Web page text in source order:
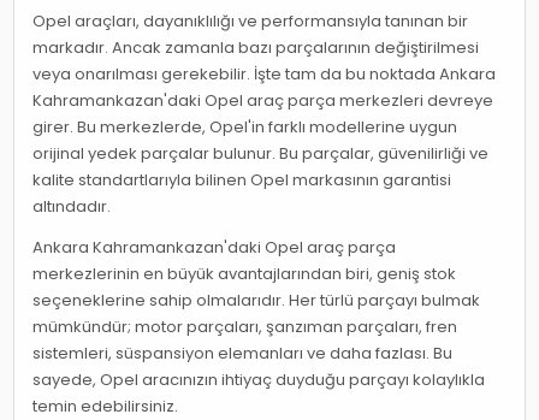
Opel araçları, dayanıklılığı ve performansıyla tanınan bir
markadır. Ancak zamanla bazı parçalarının değiştirilmesi
veya onarılması gerekebilir. İşte tam da bu noktada Ankara
Kahramankazan'daki Opel araç parça merkezleri devreye
girer. Bu merkezlerde, Opel'in farklı modellerine uygun
orijinal yedek parçalar bulunur. Bu parçalar, güvenilirliği ve
kalite standartlarıyla bilinen Opel markasının garantisi
altındadır.
Ankara Kahramankazan'daki Opel araç parça
merkezlerinin en büyük avantajlarından biri, geniş stok
seçeneklerine sahip olmalarıdır. Her türlü parçayı bulmak
mümkündür; motor parçaları, şanzıman parçaları, fren
sistemleri, süspansiyon elemanları ve daha fazlası. Bu
sayede, Opel aracınızın ihtiyaç duyduğu parçayı kolaylıkla
temin edebilirsiniz.